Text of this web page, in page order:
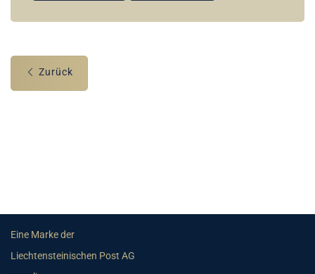
Zurück
Eine Marke der
Liechtensteinischen Post AG